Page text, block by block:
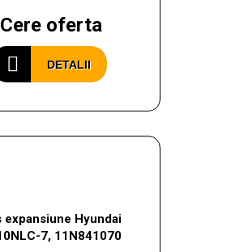
Cere oferta
DETALII
expansiune Hyundai
7, 11N841070